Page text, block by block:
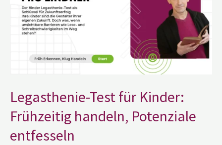
Legasthenie-Test für Kinder:
Frühzeitig handeln, Potenziale
entfesseln
handeln,
Potenziale
entfesseln